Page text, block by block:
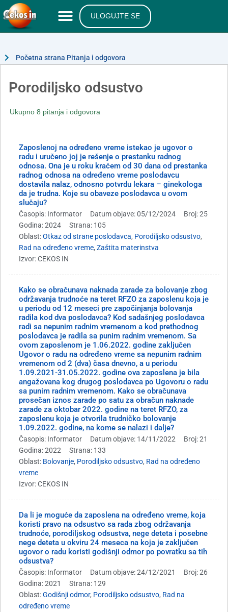
ULOGUJTE SE
Početna strana Pitanja i odgovora
Porodiljsko odsustvo
Ukupno 8 pitanja i odgovora
Zaposlenoj na određeno vreme istekao je ugovor o
radu i uručeno joj je rešenje o prestanku radnog
odnosa. Ona je u roku kraćem od 30 dana od prestanka
radnog odnosa na određeno vreme poslodavcu
dostavila nalaz, odnosno potvrdu lekara – ginekologa
da je trudna. Koje su obaveze poslodavca u ovom
slučaju?
Časopis: Informator Datum objave: 05/12/2024
Broj: 25
Godina: 2024
Strana: 105
Oblast:Otkaz od strane poslodavca, Porodiljsko odsustvo,
Rad na određeno vreme, Zaštita materinstva
Izvor: CEKOS IN
Kako se obračunava naknada zarade za bolovanje zbog
održavanja trudnoće na teret RFZO za zaposlenu koja je
u periodu od 12 meseci pre započinjanja bolovanja
radila kod dva poslodavca? Kod sadašnjeg poslodavca
radi sa nepunim radnim vremenom a kod prethodnog
poslodavca je radila sa punim radnim vremenom. Sa
ovom zaposlenom je 1.06.2022. godine zaključen
Ugovor o radu na određeno vreme sa nepunim radnim
vremenom od 2 (dva) časa dnevno, a u periodu
1.09.2021-31.05.2022. godine ova zaposlena je bila
angažovana kog drugog poslodavca po Ugovoru o radu
sa punim radnim vremenom. Kako se obračunava
prosečan iznos zarade po satu za obračun naknade
zarade za oktobar 2022. godine na teret RFZO, za
zaposlenu koja je otvorila trudničko bolovanje
1.09.2022. godine, na kome se nalazi i dalje?
Časopis: Informator Datum objave: 14/11/2022
Broj: 21
Godina: 2022
Strana: 133
Oblast: Bolovanje, Porodiljsko odsustvo, Rad na određeno
vreme
Izvor: CEKOS IN
Da li je moguće da zaposlena na određeno vreme, koja
koristi pravo na odsustvo sa rada zbog održavanja
trudnoće, porodiljskog odsustva, nege deteta i posebne
nege deteta u okviru 24 meseca na koja je zaključen
ugovor o radu koristi godišnji odmor po povratku sa tih
odsustva?
Časopis: Informator Datum objave: 24/12/2021
Broj: 26
Godina: 2021
Strana: 129
Oblast:Godišnji odmor, Porodiljsko odsustvo, Rad na
određeno vreme